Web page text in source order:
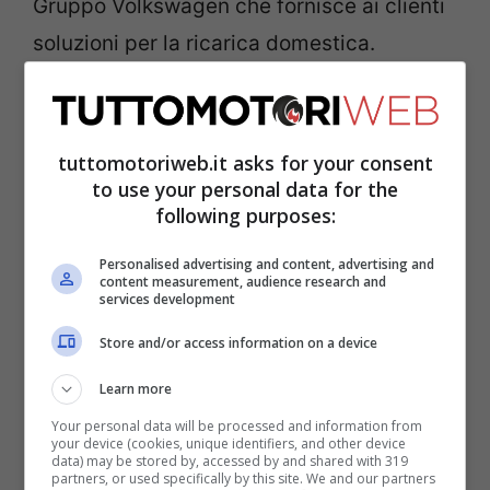
Gruppo Volkswagen che fornisce ai clienti
soluzioni per la ricarica domestica.
Innanzitutto le case costruttrici forniranno
veicoli con una maggiore autonomia e
verranno migliorate le infrastrutture per la
tuttomotoriweb.it asks for your consent
to use your personal data for the
following purposes:
Personalised advertising and content, advertising and
content measurement, audience research and
services development
Store and/or access information on a device
Learn more
Your personal data will be processed and information from
your device (cookies, unique identifiers, and other device
data) may be stored by, accessed by and shared with 319
partners, or used specifically by this site. We and our partners